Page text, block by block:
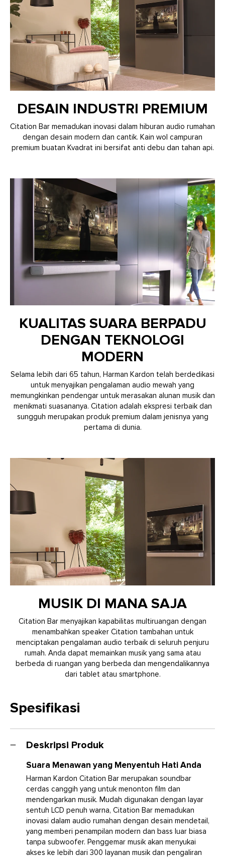
DESAIN INDUSTRI PREMIUM
Citation Bar memadukan inovasi dalam hiburan audio rumahan
dengan desain modern dan cantik. Kain wol campuran
premium buatan Kvadrat ini bersifat anti debu dan tahan api.
KUALITAS SUARA BERPADU
DENGAN TEKNOLOGI
MODERN
Selama lebih dari 65 tahun, Harman Kardon telah berdedikasi
untuk menyajikan pengalaman audio mewah yang
memungkinkan pendengar untuk merasakan alunan musik dan
menikmati suasananya. Citation adalah ekspresi terbaik dan
sungguh merupakan produk premium dalam jenisnya yang
pertama di dunia.
MUSIK DI MANA SAJA
Citation Bar menyajikan kapabilitas multiruangan dengan
menambahkan speaker Citation tambahan untuk
menciptakan pengalaman audio terbaik di seluruh penjuru
rumah. Anda dapat memainkan musik yang sama atau
berbeda di ruangan yang berbeda dan mengendalikannya
dari tablet atau smartphone.
Spesifikasi
Deskripsi Produk
Suara Menawan yang Menyentuh Hati Anda
Harman Kardon Citation Bar merupakan soundbar
cerdas canggih yang untuk menonton film dan
mendengarkan musik. Mudah digunakan dengan layar
sentuh LCD penuh warna, Citation Bar memadukan
inovasi dalam audio rumahan dengan desain mendetail,
yang memberi penampilan modern dan bass luar biasa
tanpa subwoofer. Penggemar musik akan menyukai
akses ke lebih dari 300 layanan musik dan pengaliran